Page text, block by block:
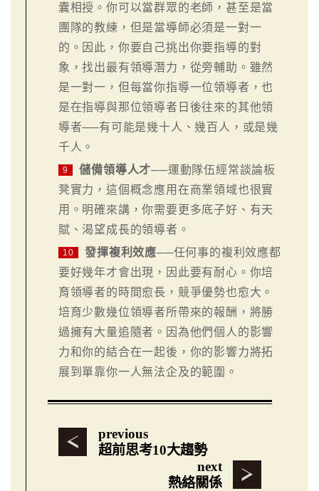
囊相授。你可以當群眾的老師，甚至是當
團隊的教練，但是當導師必須是一對一
的。因此，你要自己挑出你要指導的對
象，找出最有領導潛力，從旁輔助。雖然
是一對一，但每當你指導一位領導者，也
是在指導與那位領導者日後往來的其他領
導者──有可能是幾十人、幾百人，或是幾
千人。
9 儲備領導人才──運動隊伍經常談論板
凳實力，這個概念應用在商業領域也很實
用。明確來講，你需要更多底子好、有天
賦、渴望成長的領導者。
10 發揮複利效應──任何事的複利效應都
要好幾年才會出現，因此要有耐心。你培
育領導者的時間愈長，競爭優勢也愈大。
培育少數幾位領導者所帶來的報酬，將勝
過擁有大量追隨者。因為他們個人的影響
力和你的結合在一起後，你的影響力將拓
展到單靠你一人無法企及的範圍。
previous
超前思考10大趨勢
next
熱絡關係